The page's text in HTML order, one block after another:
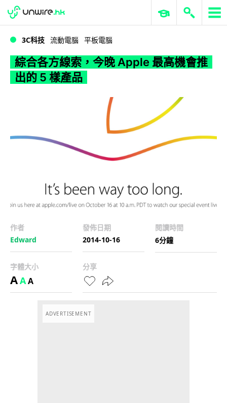
WWDC 2026 ERP 與商業 AI
3C科技 流動電腦 平板電腦
綜合各方線索，今晚 Apple 最高機會推
出的 5 樣產品
作者
Edward
發佈日期
2014-10-16
閱讀時間
6分鐘
字體大小
AAA
分享
ADVERTISEMENT